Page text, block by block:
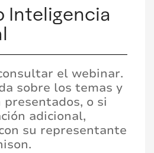
Inteligencia
el webinar.
sobre los temas y
o si
adicional,
su representante